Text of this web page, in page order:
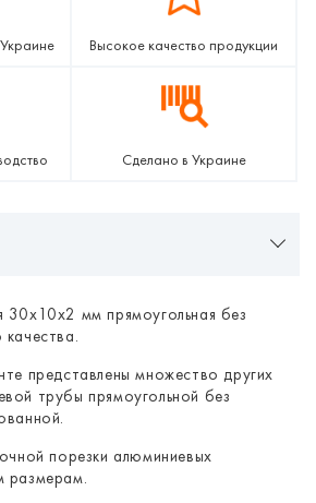
Высокое качество продукции
Сделано в Украине
30х10х2 мм прямоугольная без
представлены множество других
трубы прямоугольной без
порезки алюминиевых
размерам.